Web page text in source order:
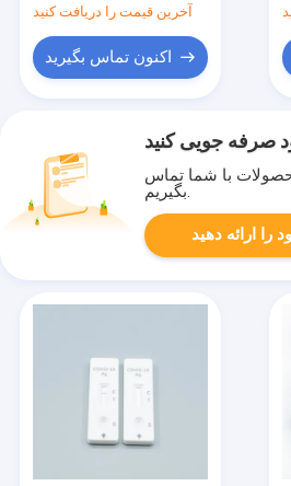
آخرین قیمت را دریافت کنید
اکنون تماس بگیرید
صرفه جویی کنید
با شما تماس
بگیریم.
را ارائه دهید